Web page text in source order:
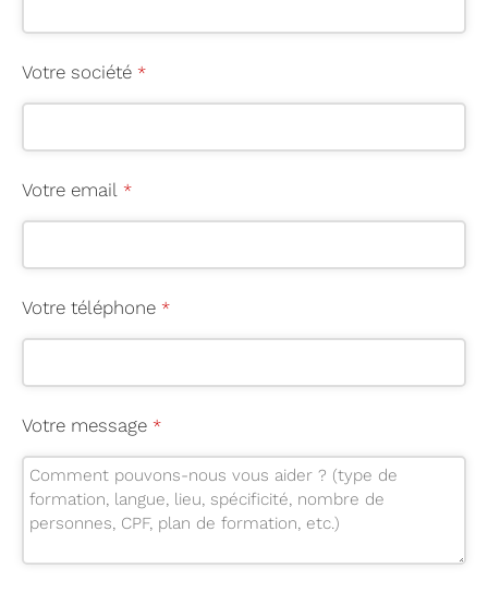
l
*
Votre société *
Votre email *
Votre téléphone *
Votre message *